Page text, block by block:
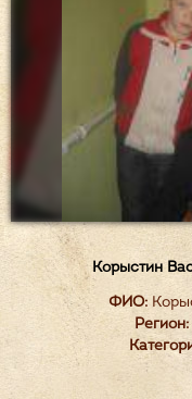
Корыстин
ФИО:
Регион: